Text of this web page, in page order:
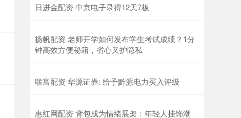
日进金配资 中京电子录得12天7板
扬帆配资 老师开学如何发布学生考试成绩？1分
钟高效方便秘籍，省心又护隐私
联富配资 华源证券: 给予黔源电力买入评级
惠红网配资 背包成为情绪展架：年轻人挂饰潮